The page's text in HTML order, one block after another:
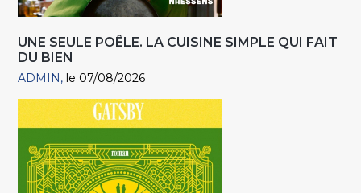
UNE SEULE POÊLE. LA CUISINE SIMPLE QUI FAIT
DU BIEN
ADMIN le 07/08/2026